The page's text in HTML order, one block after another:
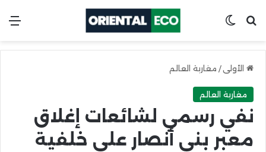
ابحث عنSwitch skin
الأولى / مغاربة العالم
مغاربة العالم
نفي رسمي لشائعات إغلاق
معبر بني أنصار على خلفية